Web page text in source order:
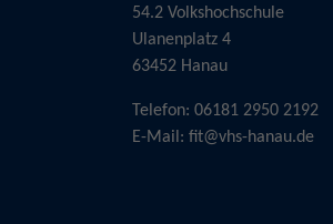
54.2 Volkshochschule
Ulanenplatz 4
63452 Hanau
Telefon: 06181 2950 2192
E-Mail: fit@vhs-hanau.de